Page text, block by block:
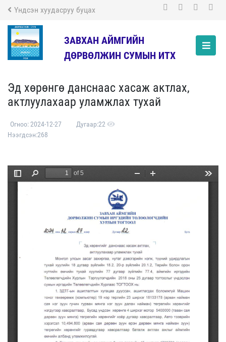
Үндсэн хуудасруу буцах
ЗАВХАН АЙМГИЙН
ДӨРВӨЛЖИН СУМЫН ИТХ
Эд хөрөнгө данснаас хасаж актлах,
актлуулахаар уламжлах тухай
Огноо: 2024-12-27
Дугаар:22
Нээгдсэн:268